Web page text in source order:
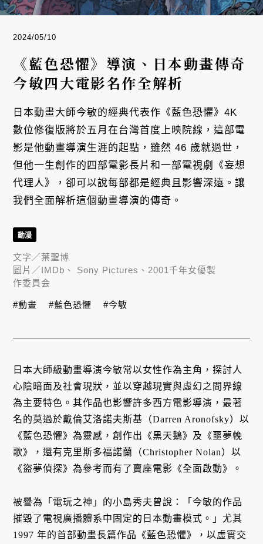
2024/05/10
《藍色恐懼》導演、日本動畫傳奇
今敏四大電影名作全解析
日本動畫大師今敏的經典代表作《藍色恐懼》4K
數位修復版將於五月在台灣首度上映院線，這部電
影是他動畫導演生涯的起點，雖然 46 歲就過世，
但他一生創作的四部電影長片和一部電視劇《妄想
代理人》，卻可以說每部都是經典且影響深遠。讓
我們全面解析這個動畫導演的傳奇。
日本大師級動畫導演今敏常以女性作為主角，探討人
心陰暗面及社會現狀，並以穿越現實與虛幻之間界線
為主要特色。其作品也影響許多西方電影導演，最著
名的莫過於戴倫艾洛諾夫斯基（Darren Aronofsky）以
《藍色恐懼》為靈感，創作出《黑天鵝》及《噩夢輓
歌》，還有克里斯多福諾蘭（Christopher Nolan）以
《盜夢偵探》為參考而有了賣座電影《全面啟動》。
被譽為「電玩之神」的小島秀夫曾說：「今敏的作品
摧毀了電視廣播體系中固定的日本動畫模式。」尤其
1997 年的首部動畫長篇作品《藍色恐懼》，以虛實交
動漫
文字／葉聖博
圖片／IMDb、 Sony Pictures、2001千年女優製
作委員会
#動畫 #藍色恐懼 #今敏